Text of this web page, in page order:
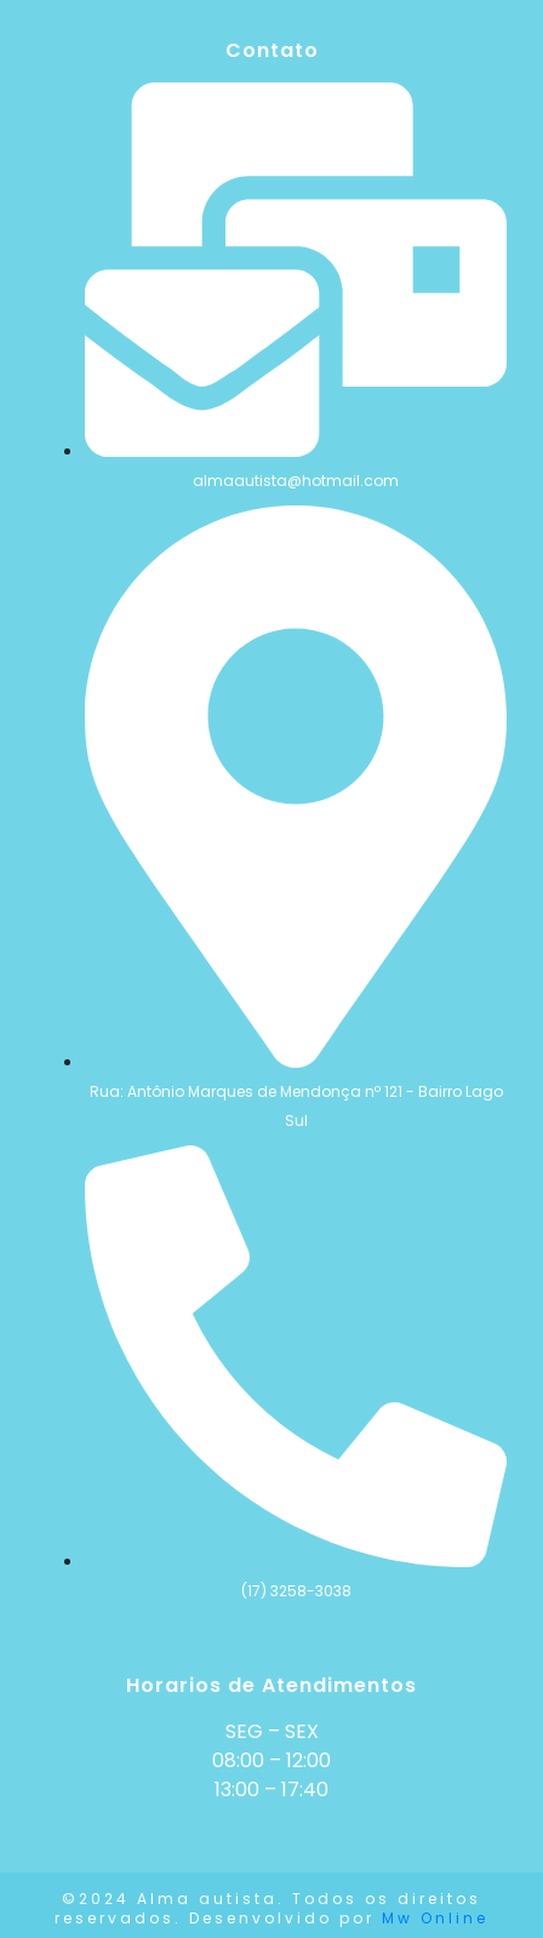
Contato
almaautista@hotmail.com
Rua: Antônio Marques de Mendonça nº 121 - Bairro Lago
Sul
(17) 3258-3038
Horarios de Atendimentos
SEG – SEX
08:00 – 12:00
13:00 – 17:40
©2024 Alma autista. Todos os direitos
reservados. Desenvolvido por Mw Online